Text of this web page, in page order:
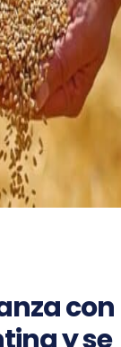
con
y se